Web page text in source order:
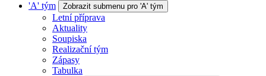
'A' tým
Zobrazit submenu pro 'A' tým
Letní příprava
Aktuality
Soupiska
Realizační tým
Zápasy
Tabulka